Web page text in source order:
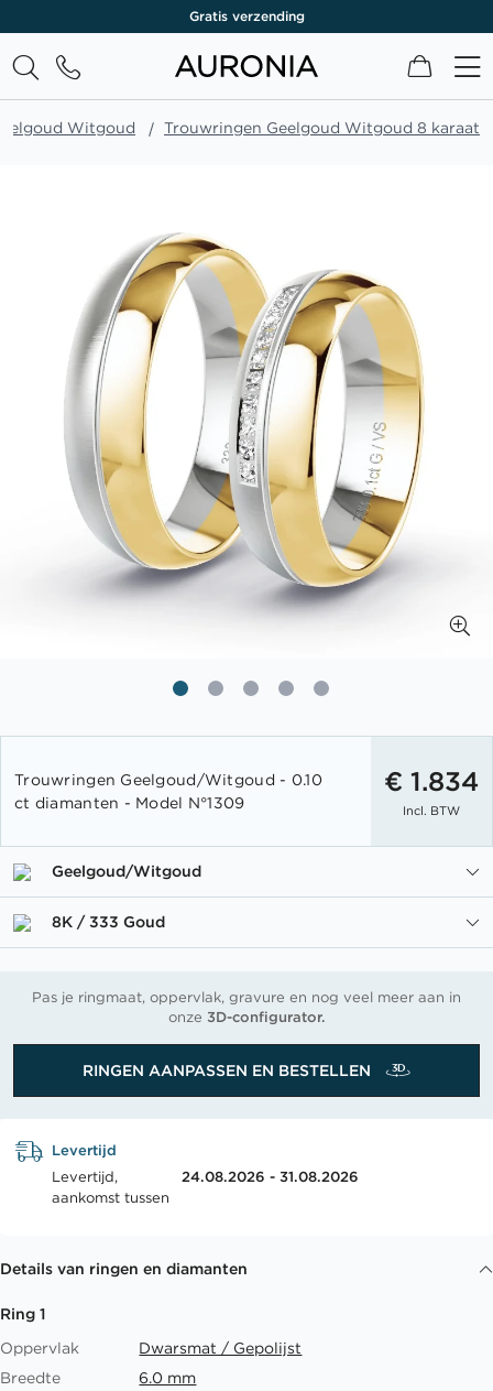
Gratis verzending
Witgoud Trouwringen Geelgoud Witgoud 8 karaat
afbeeldingen-
het
begin
de
afbeeldingen-
Trouwringen Geelgoud/Witgoud - 0.10
ct diamanten - Model N°1309
€ 1.834
Incl. BTW
Geelgoud/Witgoud
8K / 333 Goud
Pas je ringmaat, oppervlak, gravure en nog veel meer aan in
onze 3D-configurator.
RINGEN AANPASSEN EN BESTELLEN
Levertijd
Levertijd,
aankomst tussen
24.08.2026 - 31.08.2026
Details van ringen en diamanten
Ring 1
Oppervlak
Dwarsmat / Gepolijst
Breedte
6.0 mm